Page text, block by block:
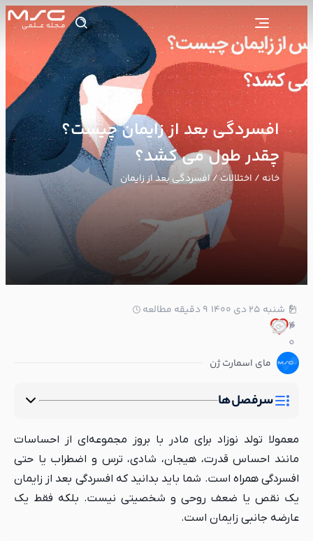
افسردگی بعد از زایمان چیست؟
چقدر طول می کشد؟
خانه / اختلالات/ افسردگی بعد از زایمان
شنبه ۲۵ دی ۱۴۰۰ 9 دقیقه مطالعه
0
0
6
4
0
مای اسمارت ژن
سرفصل‌ها
معمولا تولد نوزاد برای مادر با بروز مجموعه‌ای از احساسات
مانند احساس قدرت، هیجان، شادی، ترس و اضطراب یا حتی
افسردگی همراه است. شما باید بدانید که افسردگی بعد از زایمان
یک نقص یا ضعف روحی و شخصیتی نیست. بلکه فقط یک
عارضه جانبی زایمان است.